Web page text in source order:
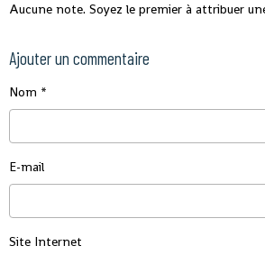
Aucune note. Soyez le premier à attribuer
Ajouter un commentaire
Nom
E-mail
Site Internet